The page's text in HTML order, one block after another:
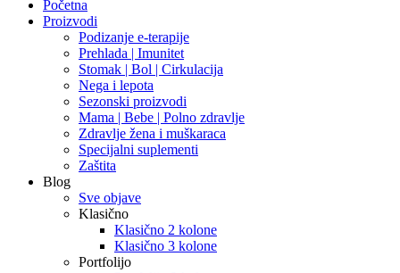
Početna
Proizvodi
Podizanje e-terapije
Prehlada | Imunitet
Stomak | Bol | Cirkulacija
Nega i lepota
Sezonski proizvodi
Mama | Bebe | Polno zdravlje
Zdravlje žena i muškaraca
Specijalni suplementi
Zaštita
Blog
Sve objave
Klasično
Klasično 2 kolone
Klasično 3 kolone
Portfolijo